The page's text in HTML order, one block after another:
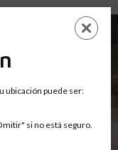
En Línea
EN
Ohio
ubicación puede ser:
si no está seguro.